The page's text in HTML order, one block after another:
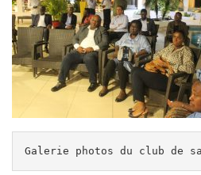
Galerie photos du club de